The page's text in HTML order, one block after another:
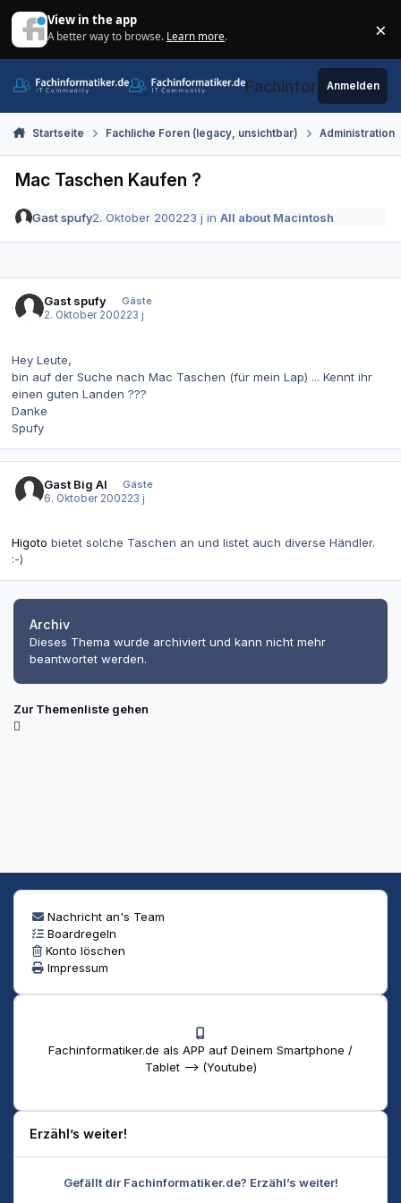
View in the app
A better way to browse. Learn more. ×
Fachinformatiker.de
Anmelden
Startseite Fachliche Foren (legacy, unsichtbar) Administration
Mac Taschen Kaufen ?
Gast spufy2. Oktober 200223 j inAll about Macintosh
Gast spufy
Gäste
2. Oktober 200223 j
Hey Leute,
bin auf der Suche nach Mac Taschen (für mein Lap) ... Kennt ihr
einen guten Landen ???
Danke
Spufy
Gast Big Al
Gäste
6. Oktober 200223 j
Higoto bietet solche Taschen an und listet auch diverse Händler.
:-)
Archiv
Dieses Thema wurde archiviert und kann nicht mehr
beantwortet werden.
Zur Themenliste gehen
Nachricht an's Team
Boardregeln
Konto löschen
Impressum
Fachinformatiker.de als APP auf Deinem Smartphone /
Tablet --> (Youtube)
Erzähl’s weiter!
Gefällt dir Fachinformatiker.de? Erzähl’s weiter!